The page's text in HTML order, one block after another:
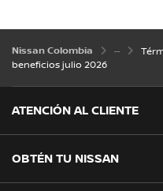
Nissan Colombia
beneficios julio 2026
ATENCIÓN AL CLIENTE
OBTÉN TU NISSAN